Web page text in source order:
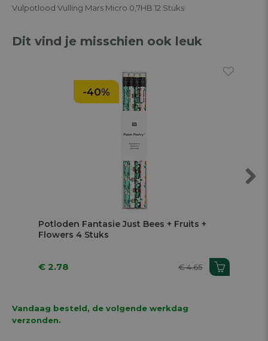
Vulpotlood Vulling Mars Micro 0,7HB 12 Stuks
Dit vind je misschien ook leuk
-40%
Potloden Fantasie Just Bees + Fruits +
Flowers 4 Stuks
€ 2.78 € 4.65
Vandaag besteld, de volgende werkdag
verzonden.